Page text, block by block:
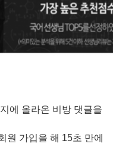
에 올라온 비방 댓글을
원 가입을 해 15초 만에